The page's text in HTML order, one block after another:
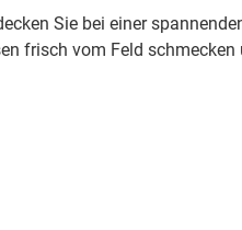
Sie bei einer
frisch vom Feld schmecken